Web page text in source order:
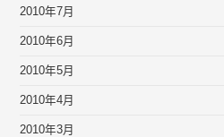
2010年7月
2010年6月
2010年5月
2010年4月
2010年3月